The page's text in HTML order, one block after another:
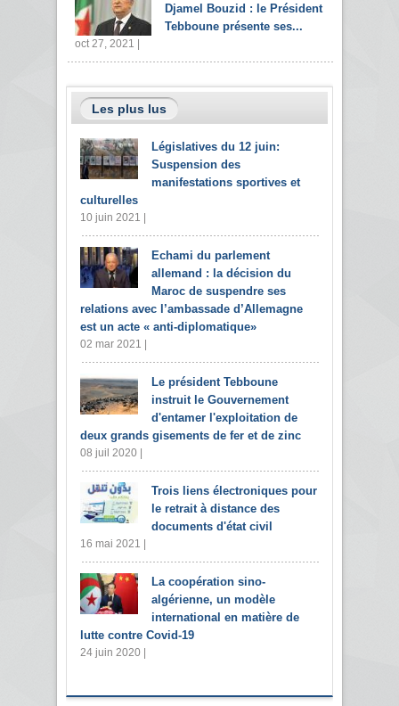
Djamel Bouzid : le Président
Tebboune présente ses...
oct 27, 2021 |
Les plus lus
Législatives du 12 juin:
Suspension des
manifestations sportives et
culturelles
10 juin 2021 |
Echami du parlement
allemand : la décision du
Maroc de suspendre ses
relations avec l’ambassade d’Allemagne
est un acte « anti-diplomatique»
02 mar 2021 |
Le président Tebboune
instruit le Gouvernement
d'entamer l'exploitation de
deux grands gisements de fer et de zinc
08 juil 2020 |
Trois liens électroniques pour
le retrait à distance des
documents d'état civil
16 mai 2021 |
La coopération sino-
algérienne, un modèle
international en matière de
lutte contre Covid-19
24 juin 2020 |